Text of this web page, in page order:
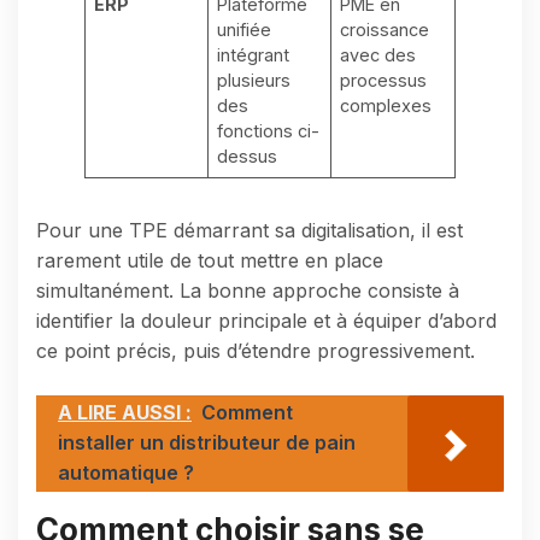
ERP
Plateforme
unifiée
intégrant
plusieurs
des
fonctions ci-
dessus
PME en
croissance
avec des
processus
complexes
Pour une TPE démarrant sa digitalisation, il est
rarement utile de tout mettre en place
simultanément. La bonne approche consiste à
identifier la douleur principale et à équiper d’abord
ce point précis, puis d’étendre progressivement.
A LIRE AUSSI : Comment
installer un distributeur de pain
automatique ?
Comment choisir sans se